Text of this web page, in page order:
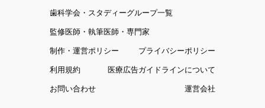
歯科学会・スタディーグループ一覧
監修医師・執筆医師・専門家
制作・運営ポリシー
プライバシーポリシー
利用規約
医療広告ガイドラインについて
お問い合わせ
運営会社